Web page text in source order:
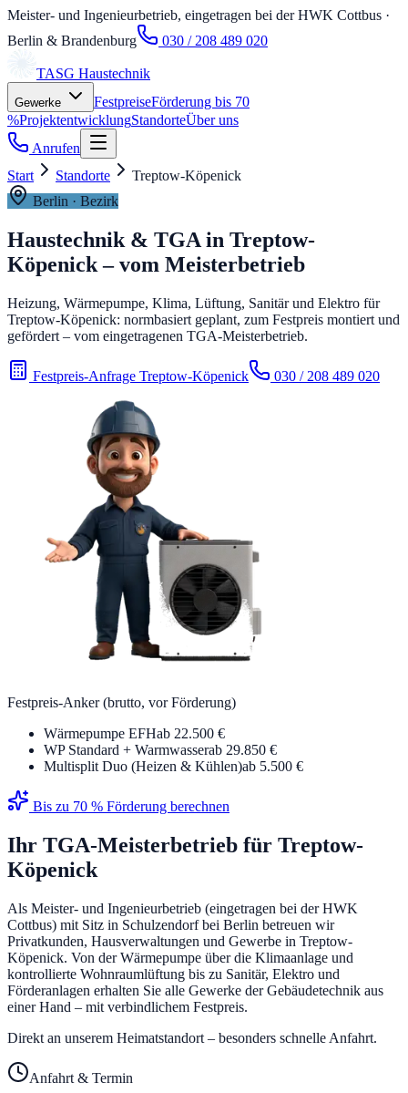
Meister- und Ingenieurbetrieb, eingetragen bei der HWK Cottbus ·
Berlin & Brandenburg
030 / 208 489 020
TASG Haustechnik
Gewerke FestpreiseFörderung bis 70
%ProjektentwicklungStandorteÜber uns
Anrufen
Start
Standorte
Treptow-Köpenick
Berlin · Bezirk
Haustechnik & TGA in Treptow-
Köpenick– vom Meisterbetrieb
Heizung, Wärmepumpe, Klima, Lüftung, Sanitär und Elektro für
Treptow-Köpenick: normbasiert geplant, zum Festpreis montiert und
gefördert – vom eingetragenen TGA-Meisterbetrieb.
Festpreis-Anfrage Treptow-Köpenick 030 / 208 489 020
Festpreis-Anker (brutto, vor Förderung)
Wärmepumpe EFHab 22.500 €
WP Standard + Warmwasserab 29.850 €
Multisplit Duo (Heizen & Kühlen)ab 5.500 €
Bis zu 70 % Förderung berechnen
Ihr TGA-Meisterbetrieb für Treptow-
Köpenick
Als Meister- und Ingenieurbetrieb (eingetragen bei der HWK
Cottbus) mit Sitz in Schulzendorf bei Berlin betreuen wir
Privatkunden, Hausverwaltungen und Gewerbe in Treptow-
Köpenick. Von der Wärmepumpe über die Klimaanlage und
kontrollierte Wohnraumlüftung bis zu Sanitär, Elektro und
Förderanlagen erhalten Sie alle Gewerke der Gebäudetechnik aus
einer Hand – mit verbindlichem Festpreis.
Direkt an unserem Heimatstandort – besonders schnelle Anfahrt.
Anfahrt & Termin